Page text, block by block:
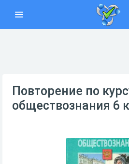
Повторение по
обществознания 6